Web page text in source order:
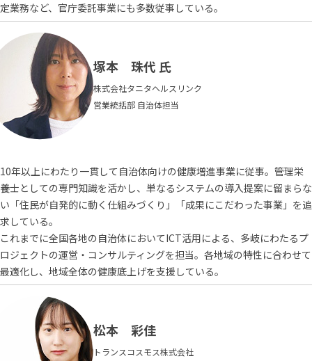
定業務など、官庁委託事業にも多数従事している。
塚本 珠代 氏
株式会社タニタヘルスリンク
営業統括部 自治体担当
10年以上にわたり一貫して自治体向けの健康増進事業に従事。管理栄
養士としての専門知識を活かし、単なるシステムの導入提案に留まらな
い「住民が自発的に動く仕組みづくり」「成果にこだわった事業」を追
求している。
これまでに全国各地の自治体においてICT活用による、多岐にわたるプ
ロジェクトの運営・コンサルティングを担当。各地域の特性に合わせて
最適化し、地域全体の健康底上げを支援している。
松本 彩佳
トランスコスモス株式会社